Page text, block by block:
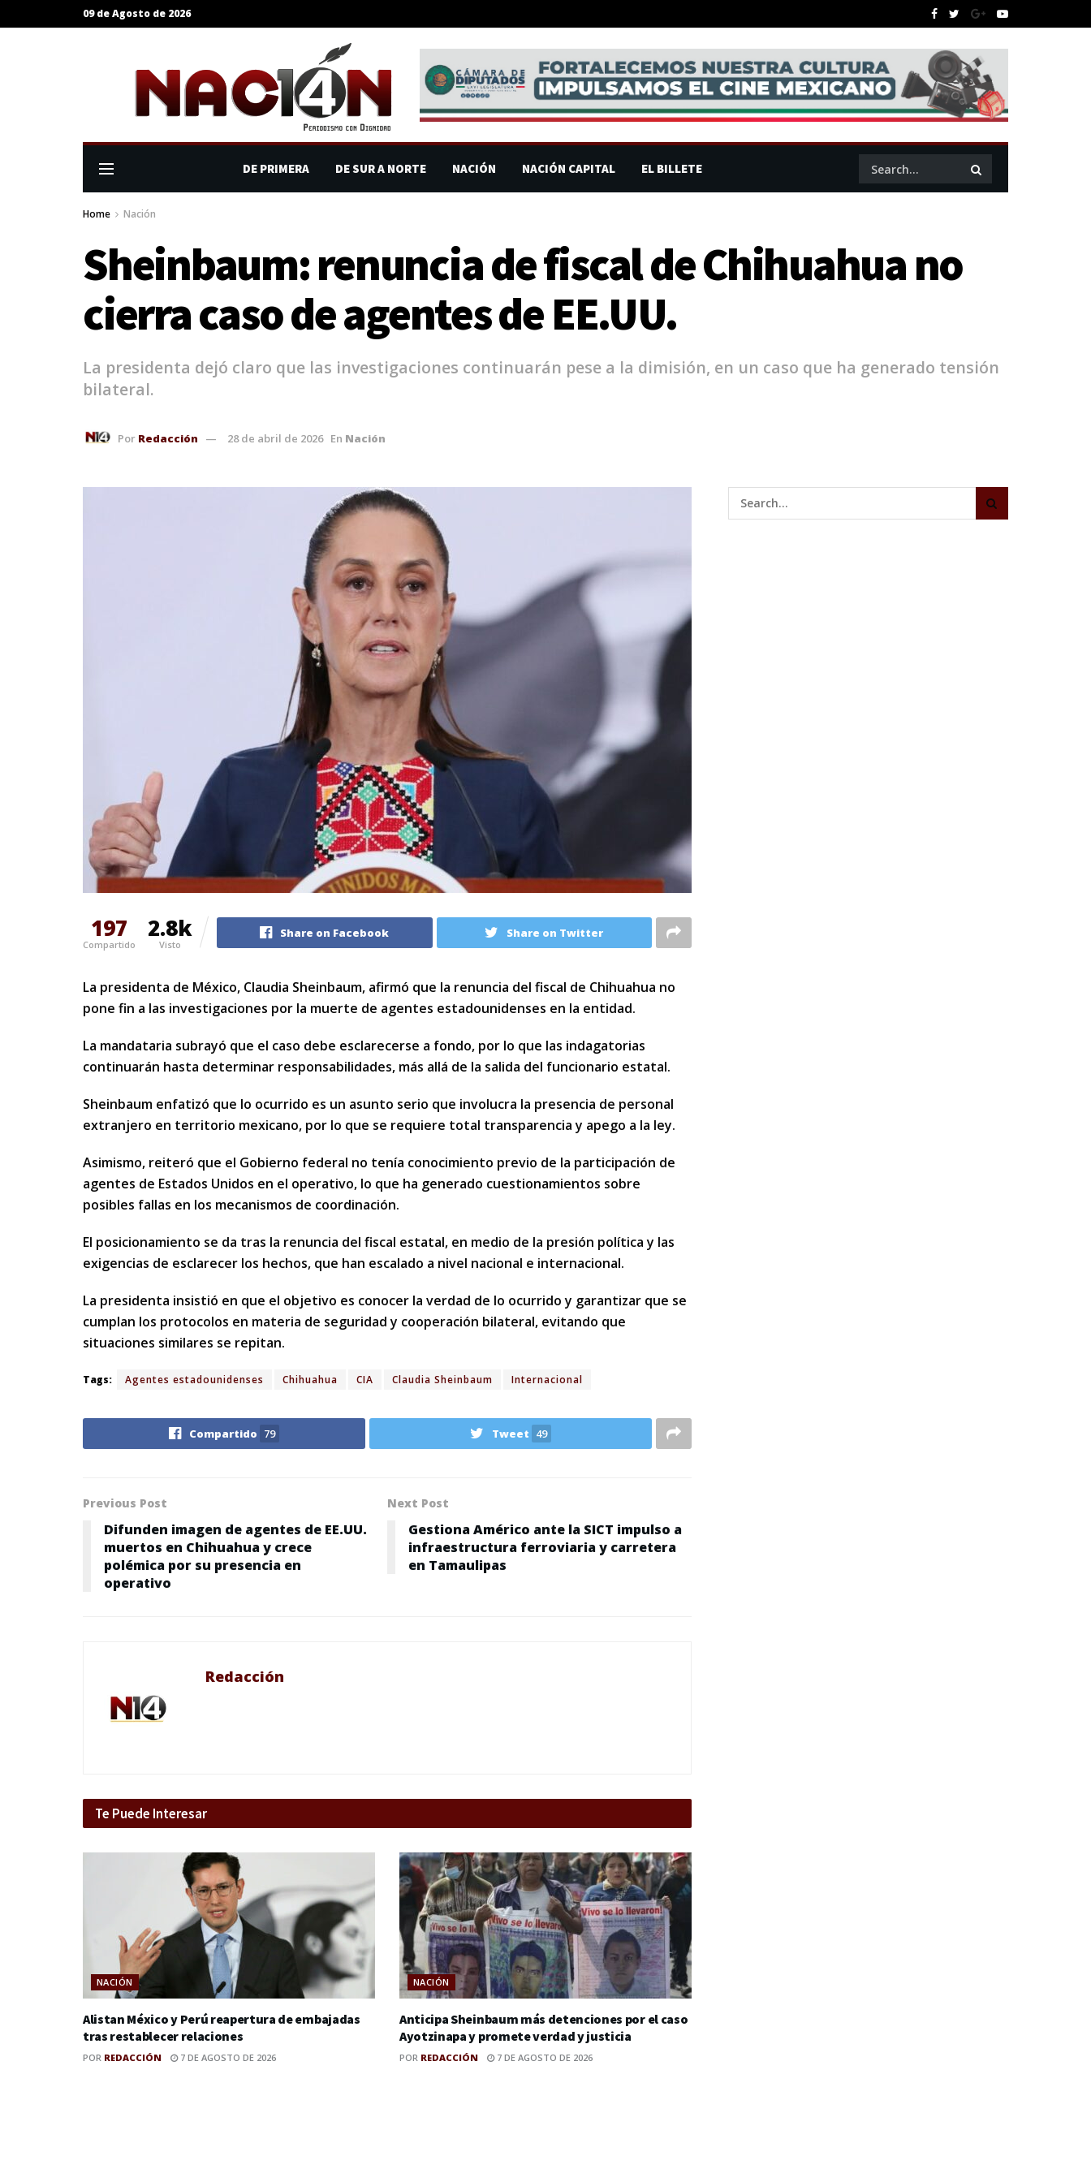
09 de Agosto de 2026
DE PRIMERA DE SUR A NORTE NACIÓN NACIÓN CAPITAL EL BILLETE
Home Nación
Sheinbaum: renuncia de fiscal de Chihuahua no
cierra caso de agentes de EE.UU.
La presidenta dejó claro que las investigaciones continuarán pese a la dimisión, en un caso que ha generado tensión
bilateral.
Por Redacción 28 de abril de 2026 En Nación
197
Compartido
2.8k
Visto
Share on Facebook Share on Twitter
La presidenta de México, Claudia Sheinbaum, afirmó que la renuncia del fiscal de Chihuahua no
pone fin a las investigaciones por la muerte de agentes estadounidenses en la entidad.
La mandataria subrayó que el caso debe esclarecerse a fondo, por lo que las indagatorias
continuarán hasta determinar responsabilidades, más allá de la salida del funcionario estatal.
Sheinbaum enfatizó que lo ocurrido es un asunto serio que involucra la presencia de personal
extranjero en territorio mexicano, por lo que se requiere total transparencia y apego a la ley.
Asimismo, reiteró que el Gobierno federal no tenía conocimiento previo de la participación de
agentes de Estados Unidos en el operativo, lo que ha generado cuestionamientos sobre
posibles fallas en los mecanismos de coordinación.
El posicionamiento se da tras la renuncia del fiscal estatal, en medio de la presión política y las
exigencias de esclarecer los hechos, que han escalado a nivel nacional e internacional.
La presidenta insistió en que el objetivo es conocer la verdad de lo ocurrido y garantizar que se
cumplan los protocolos en materia de seguridad y cooperación bilateral, evitando que
situaciones similares se repitan.
Tags: Agentes estadounidenses Chihuahua CIA Claudia Sheinbaum Internacional
Compartido 79 Tweet 49
Previous Post
Difunden imagen de agentes de EE.UU.
muertos en Chihuahua y crece
polémica por su presencia en
operativo
Next Post
Gestiona Américo ante la SICT impulso a
infraestructura ferroviaria y carretera
en Tamaulipas
Redacción
Te Puede Interesar
NACIÓN
Alistan México y Perú reapertura de embajadas
tras restablecer relaciones
POR REDACCIÓN 7 DE AGOSTO DE 2026
NACIÓN
Anticipa Sheinbaum más detenciones por el caso
Ayotzinapa y promete verdad y justicia
POR REDACCIÓN 7 DE AGOSTO DE 2026